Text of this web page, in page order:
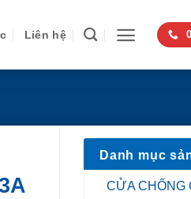
Liên hệ
Danh mục
CỬA CHỐNG